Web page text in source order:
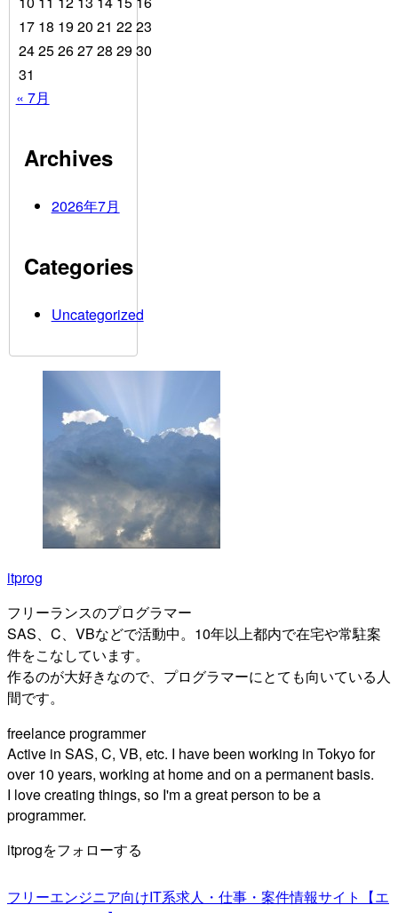
17 18 1920 21 2223
2425262728 2930
31
« 7月
Archives
2026年7月
Categories
Uncategorized
itprog
フリーランスのプログラマー
SAS、C、VBなどで活動中。10年以上都内で在宅や常駐案
件をこなしています。
作るのが大好きなので、プログラマーにとても向いている人
間です。
freelance programmer
Active in SAS, C, VB, etc. I have been working in Tokyo for
over 10 years, working at home and on a permanent basis.
I love creating things, so I'm a great person to be a
programmer.
itprogをフォローする
フリーエンジニア向けIT系求人・仕事・案件情報サイト【エ